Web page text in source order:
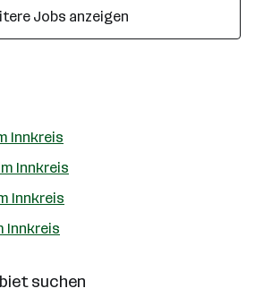
Jobs anzeigen
Innkreis
Innkreis
Innkreis
Innkreis
suchen